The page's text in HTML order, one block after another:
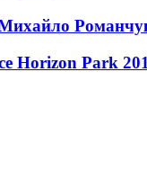
Михайло
Horizon Park